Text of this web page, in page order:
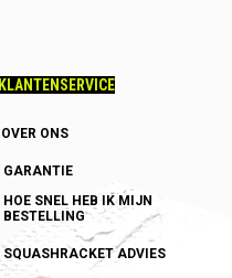
KLANTENSERVICE
OVER ONS
GARANTIE
HOE SNEL HEB IK MIJN
BESTELLING
SQUASHRACKET ADVIES